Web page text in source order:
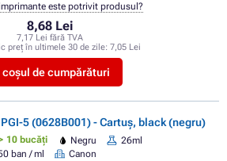
8,68 Lei
7,17 Lei fără TVA
preț în ultimele 30 de zile: 7,05 Lei
coșul de cumpărături
este potrivit produsul?
5 (0628B001) - Cartuș, black (negru)
10 bucăți Negru
26ml
ban / ml
Canon